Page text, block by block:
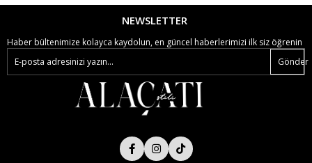
NEWSLETTER
Haber bültenimize kolayca kaydolun, en güncel haberlerimizi ilk siz öğrenin
Gönder